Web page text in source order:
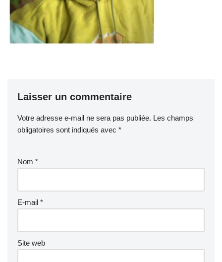
Laisser un commentaire
Votre adresse e-mail ne sera pas publiée. Les champs
obligatoires sont indiqués avec *
Nom *
E-mail *
Site web